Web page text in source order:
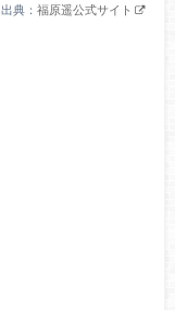
出典：福原遥公式サイト